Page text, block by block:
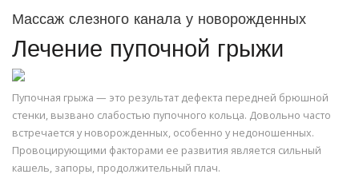
Массаж слезного канала у новорожденных
Лечение пупочной грыжи
Пупочная грыжа — это результат дефекта передней брюшной
стенки, вызвано слабостью пупочного кольца. Довольно часто
встречается у новорожденных, особенно у недоношенных.
Провоцирующими факторами ее развития является сильный
кашель, запоры, продолжительный плач.